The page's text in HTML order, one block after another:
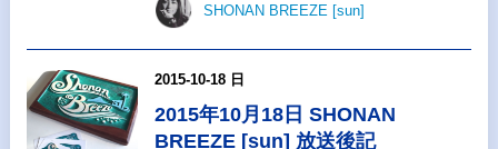
SHONAN BREEZE [sun]
2015-10-18 日
2015年10月18日 SHONAN
BREEZE [sun] 放送後記